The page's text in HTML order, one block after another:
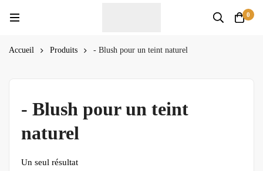
0
Accueil Produits - Blush pour un teint naturel
- Blush pour un teint
naturel
Un seul résultat